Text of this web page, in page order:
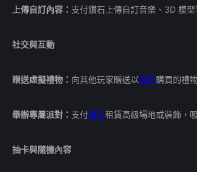
上傳自訂內容： 支付鑽石上傳自訂音樂、3D 模型
社交與互動
贈送虛擬禮物： 向其他玩家贈送以鑽石購買的禮
舉辦專屬派對： 支付鑽石租賃高級場地或裝飾，
抽卡與隨機內容